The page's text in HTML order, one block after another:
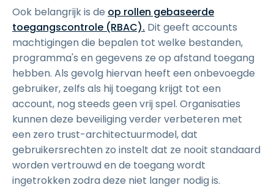
Ook belangrijk is de op rollen gebaseerde
toegangscontrole (RBAC). Dit geeft accounts
machtigingen die bepalen tot welke bestanden,
programma's en gegevens ze op afstand toegang
hebben. Als gevolg hiervan heeft een onbevoegde
gebruiker, zelfs als hij toegang krijgt tot een
account, nog steeds geen vrij spel. Organisaties
kunnen deze beveiliging verder verbeteren met
een zero trust-architectuurmodel, dat
gebruikersrechten zo instelt dat ze nooit standaard
worden vertrouwd en de toegang wordt
ingetrokken zodra deze niet langer nodig is.